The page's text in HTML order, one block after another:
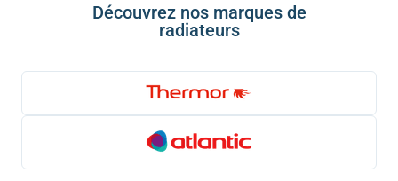
Découvrez nos marques de
radiateurs